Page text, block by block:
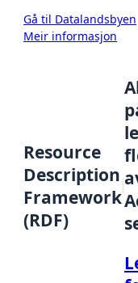
Gå til Datalandsbyen
Meir informasjon
Resource
Description
Framework
(RDF)